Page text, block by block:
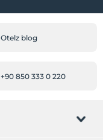
Otelz blog
+90 850 333 0 220